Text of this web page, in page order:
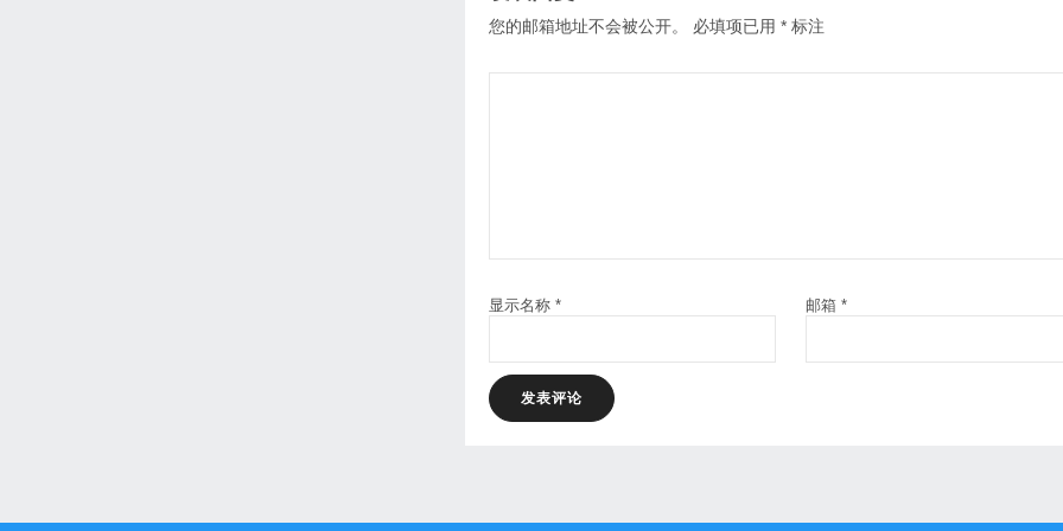
您的邮箱地址不会被公开。 必填项已用 * 标注
显示名称 * 邮箱 *